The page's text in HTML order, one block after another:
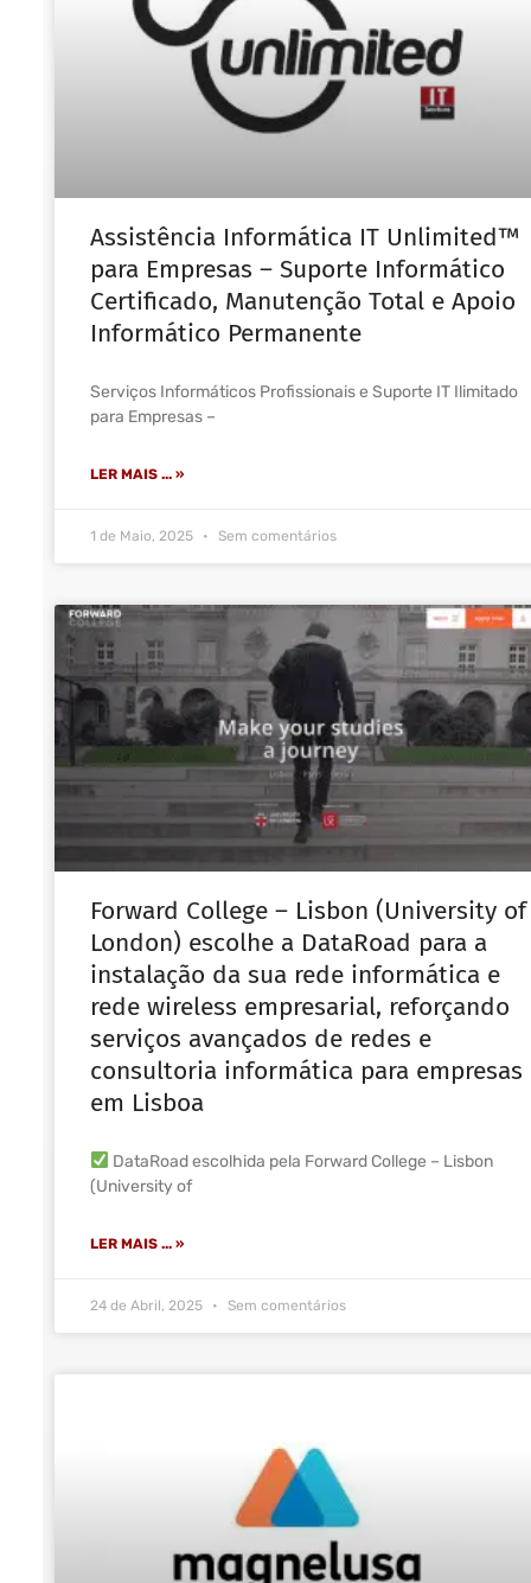
Assistência Informática IT Unlimited™
para Empresas – Suporte Informático
Certificado, Manutenção Total e Apoio
Informático Permanente
Serviços Informáticos Profissionais e Suporte IT Ilimitado
para Empresas –
LER MAIS ... »
1 de Maio, 2025 Sem comentários
Forward College – Lisbon (University of
London) escolhe a DataRoad para a
instalação da sua rede informática e
rede wireless empresarial, reforçando
serviços avançados de redes e
consultoria informática para empresas
em Lisboa
DataRoad escolhida pela Forward College – Lisbon
(University of
LER MAIS ... »
24 de Abril, 2025 Sem comentários